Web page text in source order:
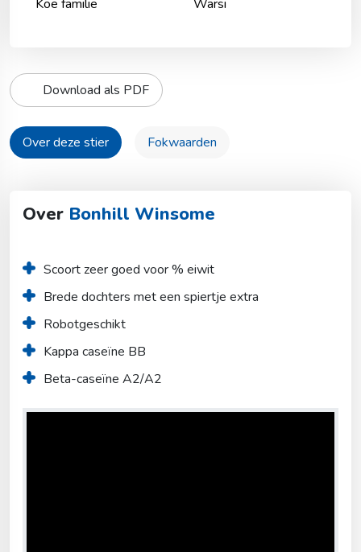
Koe familie Warsi
Over deze stier Fokwaarden
Download als PDF
Over Bonhill Winsome
Scoort zeer goed voor % eiwit
Brede dochters met een spiertje extra
Robotgeschikt
Kappa caseïne BB
Beta-caseïne A2/A2